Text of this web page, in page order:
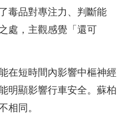
毒品對專注力、判斷能
處，主觀感覺「還可
在短時間內影響中樞神經
明顯影響行車安全。蘇柏
相同。